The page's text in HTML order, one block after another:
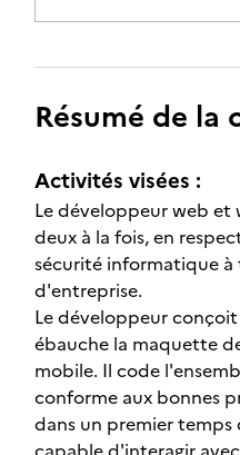
Résumé de
Activités visées :
Le développeur web
deux à la fois, en
sécurité informatique à
d'entreprise.
Le développeur
ébauche la maquette
mobile. Il code
conforme aux bonnes
dans un premier